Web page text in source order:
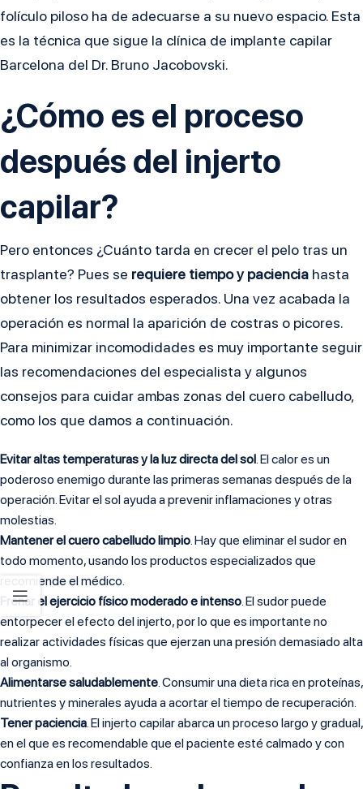
folículo piloso ha de adecuarse a su nuevo espacio. Esta
es la técnica que sigue la clínica de implante capilar
Barcelona del Dr. Bruno Jacobovski.
¿Cómo es el proceso
después del injerto
capilar?
Pero entonces ¿Cuánto tarda en crecer el pelo tras un
trasplante? Pues se requiere tiempo y paciencia hasta
obtener los resultados esperados. Una vez acabada la
operación es normal la aparición de costras o picores.
Para minimizar incomodidades es muy importante seguir
las recomendaciones del especialista y algunos
consejos para cuidar ambas zonas del cuero cabelludo,
como los que damos a continuación.
Evitar altas temperaturas y la luz directa del sol . El calor es un
poderoso enemigo durante las primeras semanas después de la
operación. Evitar el sol ayuda a prevenir inflamaciones y otras
molestias.
Mantener el cuero cabelludo limpio . Hay que eliminar el sudor en
todo momento, usando los productos especializados que
recomiende el médico.
Frenar el ejercicio físico moderado e intenso . El sudor puede
entorpecer el efecto del injerto, por lo que es importante no
realizar actividades físicas que ejerzan una presión demasiado alta
al organismo.
Alimentarse saludablemente . Consumir una dieta rica en proteínas,
nutrientes y minerales ayuda a acortar el tiempo de recuperación.
Tener paciencia . El injerto capilar abarca un proceso largo y gradual,
en el que es recomendable que el paciente esté calmado y con
confianza en los resultados.